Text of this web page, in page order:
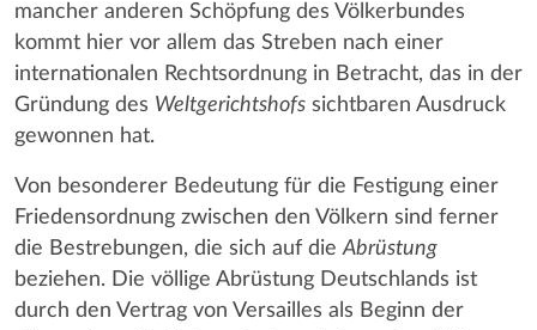
mancher anderen Schöpfung des Völkerbundes
kommt hier vor allem das Streben nach einer
internationalen Rechtsordnung in Betracht, das in der
Gründung des Weltgerichtshofs sichtbaren Ausdruck
gewonnen hat.
Von besonderer Bedeutung für die Festigung einer
Friedensordnung zwischen den Völkern sind ferner
die Bestrebungen, die sich auf die Abrüstung
beziehen. Die völlige Abrüstung Deutschlands ist
durch den Vertrag von Versailles als Beginn der